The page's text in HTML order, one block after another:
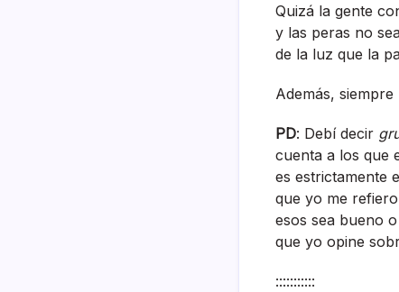
Quizá la gente
y las peras no
de la luz que la
Además,
PD: Debí­ decir
cuenta a los que
es estrictamente
que yo me
esos sea bueno
que yo opine
:::::::::::